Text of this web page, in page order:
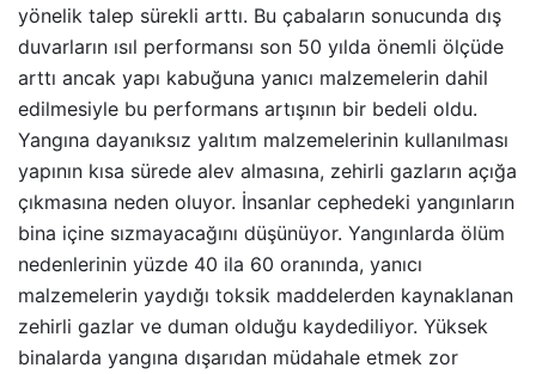
yönelik talep sürekli arttı. Bu çabaların sonucunda dış
duvarların ısıl performansı son 50 yılda önemli ölçüde
arttı ancak yapı kabuğuna yanıcı malzemelerin dahil
edilmesiyle bu performans artışının bir bedeli oldu.
Yangına dayanıksız yalıtım malzemelerinin kullanılması
yapının kısa sürede alev almasına, zehirli gazların açığa
çıkmasına neden oluyor. İnsanlar cephedeki yangınların
bina içine sızmayacağını düşünüyor. Yangınlarda ölüm
nedenlerinin yüzde 40 ila 60 oranında, yanıcı
malzemelerin yaydığı toksik maddelerden kaynaklanan
zehirli gazlar ve duman olduğu kaydediliyor. Yüksek
binalarda yangına dışarıdan müdahale etmek zor